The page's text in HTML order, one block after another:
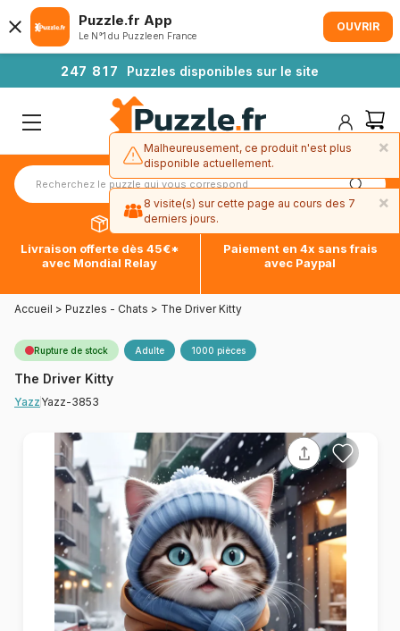
247 81 7 Puzzles disponibles sur le site
Livraison offerte dès 45€*
avec Mondial Relay
Paiement en 4x sans frais
avec Paypal
Accueil > Puzzles - Chats > The Driver Kitty
Rupture de stock Adulte 1000 pièces
The Driver Kitty
Yazz Yazz-3853
Puzzle.fr App
Le N°1 du Puzzle en France
OUVRIR
×
Malheureusement, ce produit n'est plus
disponible actuellement.
×
8 visite(s) sur cette page au cours des 7
derniers jours.